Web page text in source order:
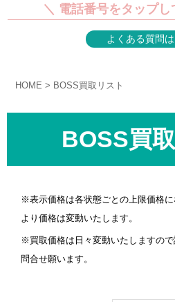
＼ 電話番号をタップし
よくある質問
HOME BOSS買取リスト
BOSS買
※表示価格は各状態ごとの上限価格
より価格は変動いたします。
※買取価格は日々変動いたしますので
問合せ願います。